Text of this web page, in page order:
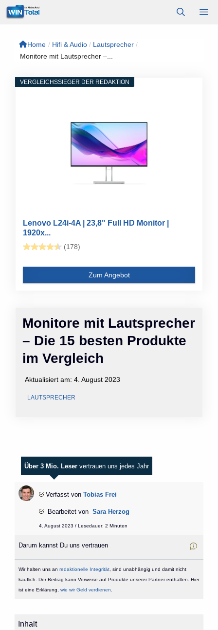
Zum
Inhalt
Home / Hifi & Audio / Lautsprecher /
Monitore mit Lautsprecher –...
Monitore mit Lautsprecher
– Die 15 besten Produkte
im Vergleich
Aktualisiert am: 4. August 2023
LAUTSPRECHER
VERGLEICHSSIEGER DER REDAKTION
Lenovo L24i-4A | 23,8" Full HD Monitor |
1920x...
(178)
Zum Angebot
Über 3 Mio. Leser vertrauen uns jedes Jahr
Verfasst von Tobias Frei
Bearbeitet von Sara Herzog
4. August 2023 / Lesedauer: 2 Minuten
Darum kannst Du uns vertrauen
Wir halten uns an redaktionelle Integrität, sind unabhängig und damit nicht
käuflich. Der Beitrag kann Verweise auf Produkte unserer Partner enthalten. Hier
ist eine Erklärung, wie wir Geld verdienen
Inhalt